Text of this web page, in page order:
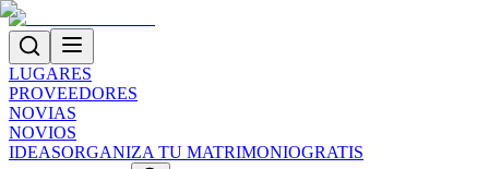
LUGARES
PROVEEDORES
NOVIAS
NOVIOS
IDEASORGANIZA TU MATRIMONIOGRATIS